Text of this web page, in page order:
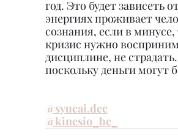
год. Это будет зависеть
энергиях проживает
сознания, если в
кризис нужно
дисциплине, не
поскольку деньги могут
@syucai.dee
@kinesio_bc_